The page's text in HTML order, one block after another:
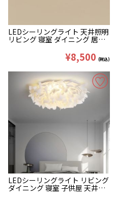
LEDシーリングライト 天井照明
リビング 寝室 ダイニング 居間
¥8,500 (税込)
LEDシーリングライト リビング
ダイニング 寝室 子供屋 天井照